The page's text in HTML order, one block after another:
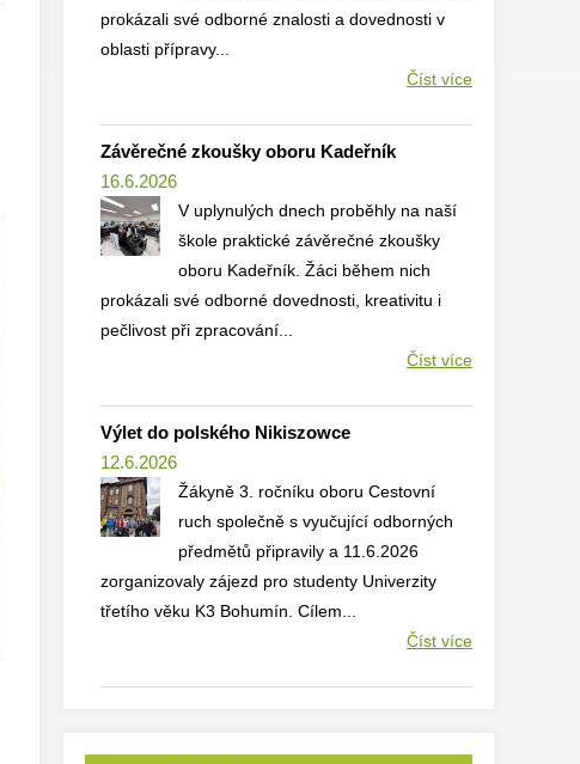
prokázali své odborné znalosti a dovednosti v
oblasti přípravy...
Číst více
Závěrečné zkoušky oboru Kadeřník
16.6.2026
V uplynulých dnech proběhly na naší
škole praktické závěrečné zkoušky
oboru Kadeřník. Žáci během nich
prokázali své odborné dovednosti, kreativitu i
pečlivost při zpracování...
Číst více
Výlet do polského Nikiszowce
12.6.2026
Žákyně 3. ročníku oboru Cestovní
ruch společně s vyučující odborných
předmětů připravily a 11.6.2026
zorganizovaly zájezd pro studenty Univerzity
třetího věku K3 Bohumín. Cílem...
Číst více